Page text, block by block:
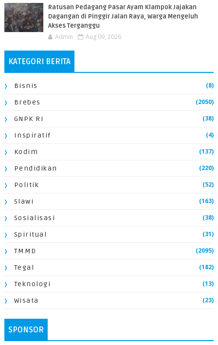
​Ratusan Pedagang Pasar Ayam Klampok Jajakan
Dagangan di Pinggir Jalan Raya, Warga Mengeluh
Akses Terganggu
Admin Aug 09, 2026
KATEGORI BERITA
Bisnis (8)
Brebes (2050)
GNPK RI (38)
Inspiratif (4)
Kodim (137)
Pendidikan (220)
Politik (52)
Slawi (163)
Sosialisasi (38)
Spiritual (31)
TMMD (2095)
Tegal (182)
Teknologi (13)
Wisata (23)
SPONSOR